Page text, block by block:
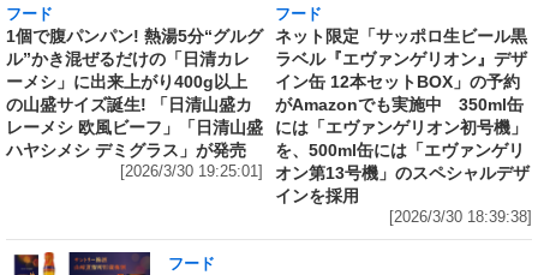
フード
1個で腹パンパン! 熱湯5分“グルグ
ル”かき混ぜるだけの「日清カレ
ーメシ」に出来上がり400g以上
の山盛サイズ誕生! 「日清山盛カ
レーメシ 欧風ビーフ」「日清山盛
ハヤシメシ デミグラス」が発売
[2026/3/30 19:25:01]
フード
ネット限定「サッポロ生ビール黒
ラベル『エヴァンゲリオン』デザ
イン缶 12本セットBOX」の予約
がAmazonでも実施中 350ml缶
には「エヴァンゲリオン初号機」
を、500ml缶には「エヴァンゲリ
オン第13号機」のスペシャルデザ
インを採用
[2026/3/30 18:39:38]
フード